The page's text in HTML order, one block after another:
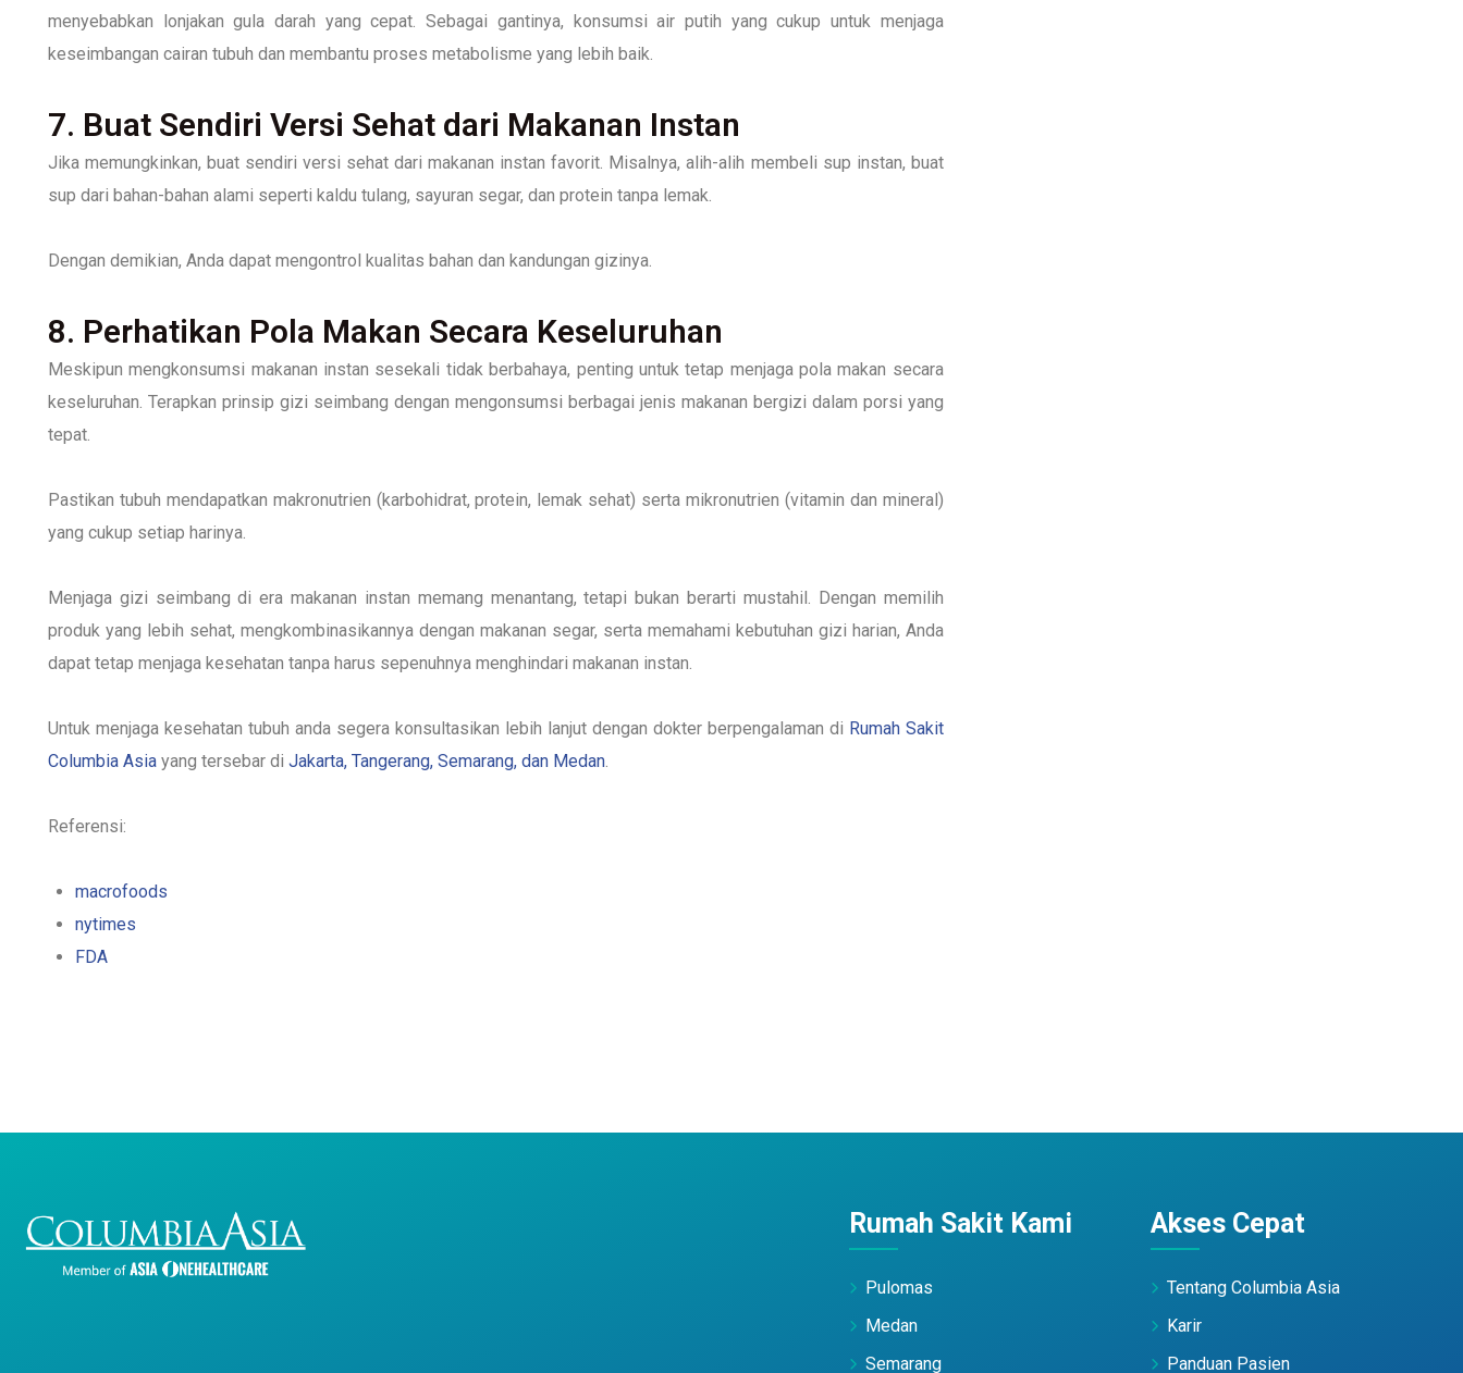
menyebabkan lonjakan gula darah yang cepat. Sebagai gantinya, konsumsi air putih yang cukup untuk menjaga
keseimbangan cairan tubuh dan membantu proses metabolisme yang lebih baik.
7. Buat Sendiri Versi Sehat dari Makanan Instan
Jika memungkinkan, buat sendiri versi sehat dari makanan instan favorit. Misalnya, alih-alih membeli sup instan, buat
sup dari bahan-bahan alami seperti kaldu tulang, sayuran segar, dan protein tanpa lemak.
Dengan demikian, Anda dapat mengontrol kualitas bahan dan kandungan gizinya.
8. Perhatikan Pola Makan Secara Keseluruhan
Meskipun mengkonsumsi makanan instan sesekali tidak berbahaya, penting untuk tetap menjaga pola makan secara
keseluruhan. Terapkan prinsip gizi seimbang dengan mengonsumsi berbagai jenis makanan bergizi dalam porsi yang
tepat.
Pastikan tubuh mendapatkan makronutrien (karbohidrat, protein, lemak sehat) serta mikronutrien (vitamin dan mineral)
yang cukup setiap harinya.
Menjaga gizi seimbang di era makanan instan memang menantang, tetapi bukan berarti mustahil. Dengan memilih
produk yang lebih sehat, mengkombinasikannya dengan makanan segar, serta memahami kebutuhan gizi harian, Anda
dapat tetap menjaga kesehatan tanpa harus sepenuhnya menghindari makanan instan.
Untuk menjaga kesehatan tubuh anda segera konsultasikan lebih lanjut dengan dokter berpengalaman di Rumah Sakit
Columbia Asia yang tersebar di Jakarta, Tangerang, Semarang, dan Medan
Referensi:
macrofoods
nytimes
FDA
Rumah Sakit Kami
Pulomas
Medan
Semarang
Akses Cepat
Tentang Columbia Asia
Karir
Panduan Pasien